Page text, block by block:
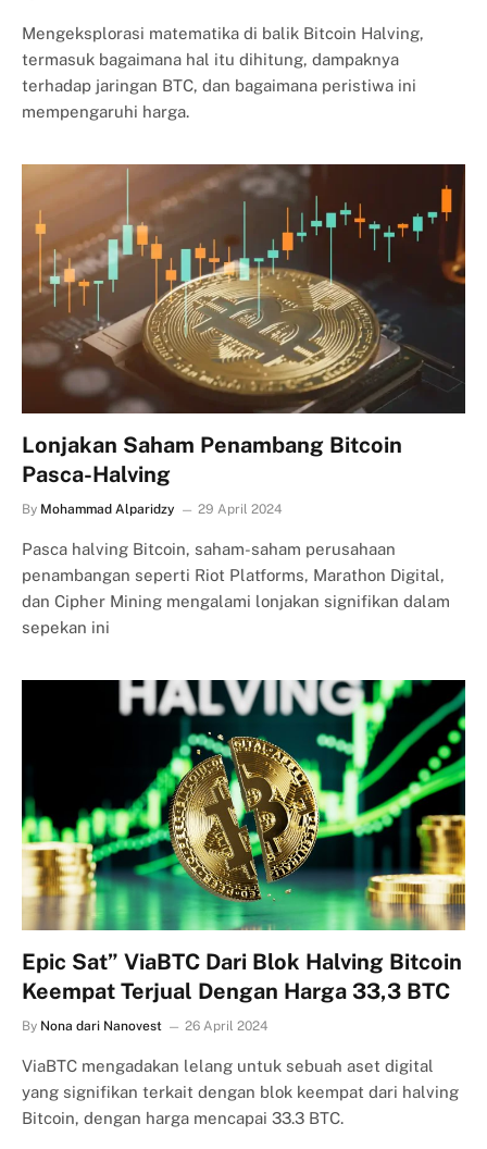
Mengeksplorasi matematika di balik Bitcoin Halving,
termasuk bagaimana hal itu dihitung, dampaknya
terhadap jaringan BTC, dan bagaimana peristiwa ini
mempengaruhi harga.
Lonjakan Saham Penambang Bitcoin
Pasca-Halving
By Mohammad Alparidzy 29 April 2024
Pasca halving Bitcoin, saham-saham perusahaan
penambangan seperti Riot Platforms, Marathon Digital,
dan Cipher Mining mengalami lonjakan signifikan dalam
sepekan ini
Epic Sat” ViaBTC Dari Blok Halving Bitcoin
Keempat Terjual Dengan Harga 33,3 BTC
By Nona dari Nanovest 26 April 2024
ViaBTC mengadakan lelang untuk sebuah aset digital
yang signifikan terkait dengan blok keempat dari halving
Bitcoin, dengan harga mencapai 33.3 BTC.